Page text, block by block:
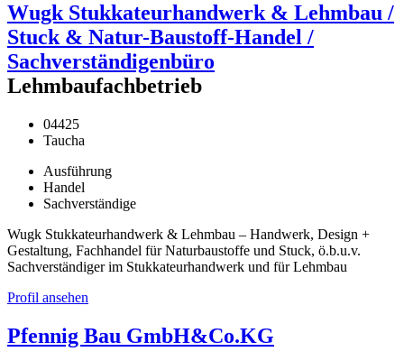
Wugk Stukkateurhandwerk & Lehmbau /
Stuck & Natur-Baustoff-Handel /
Sachverständigenbüro
Lehmbaufachbetrieb
04425
Taucha
Ausführung
Handel
Sachverständige
Wugk Stukkateurhandwerk & Lehmbau – Handwerk, Design +
Gestaltung, Fachhandel für Naturbaustoffe und Stuck, ö.b.u.v.
Sachverständiger im Stukkateurhandwerk und für Lehmbau
Profil ansehen
Pfennig Bau GmbH&Co.KG